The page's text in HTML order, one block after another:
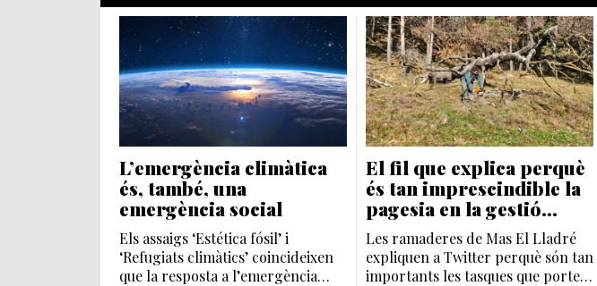
L’emergència climàtica
és, també, una
emergència social
Els assaigs ‘Estética fósil’ i
‘Refugiats climàtics’ coincideixen
que la resposta a l’emergència
El fil que explica perquè
és tan imprescindible la
pagesia en la gestió
forestal
Les ramaderes de Mas El Lladré
expliquen a Twitter perquè són tan
importants les tasques que porten